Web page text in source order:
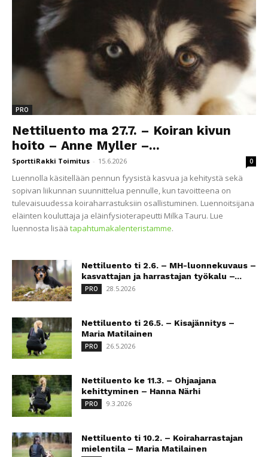
PRO
Nettiluento ma 27.7. – Koiran kivun
hoito – Anne Myller –...
SporttiRakki Toimitus - 15.6.2026 0
Luennolla käsitellään pennun fyysistä kasvua ja kehitystä sekä
sopivan liikunnan suunnittelua pennulle, kun tavoitteena on
tulevaisuudessa koiraharrastuksiin osallistuminen. Luennoitsijana
eläinten kouluttaja ja eläinfysioterapeutti Milka Tauru. Lue
luennosta lisää tapahtumakalenteristamme.
Nettiluento ti 2.6. – MH-luonnekuvaus –
kasvattajan ja harrastajan työkalu –...
PRO 28.5.2026
Nettiluento ti 26.5. – Kisajännitys –
Maria Matilainen
PRO 26.5.2026
Nettiluento ke 11.3. – Ohjaajana
kehittyminen – Hanna Närhi
PRO 9.3.2026
Nettiluento ti 10.2. – Koiraharrastajan
mielentila – Maria Matilainen